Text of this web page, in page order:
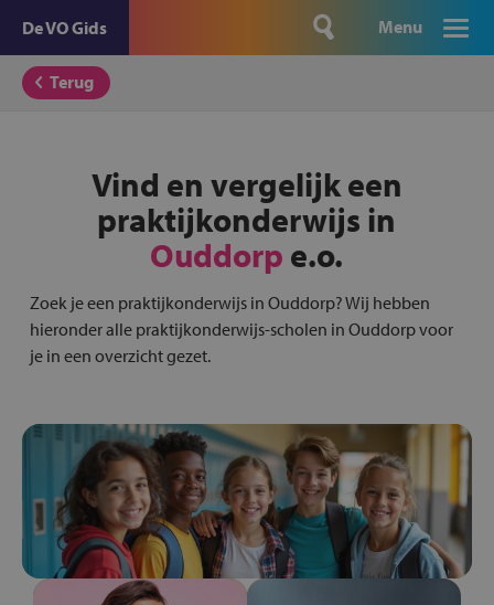
De VO Gids Menu
Terug
Vind en vergelijk een
praktijkonderwijs in
Ouddorp e.o.
Zoek je een praktijkonderwijs in Ouddorp? Wij hebben
hieronder alle praktijkonderwijs-scholen in Ouddorp voor
je in een overzicht gezet.